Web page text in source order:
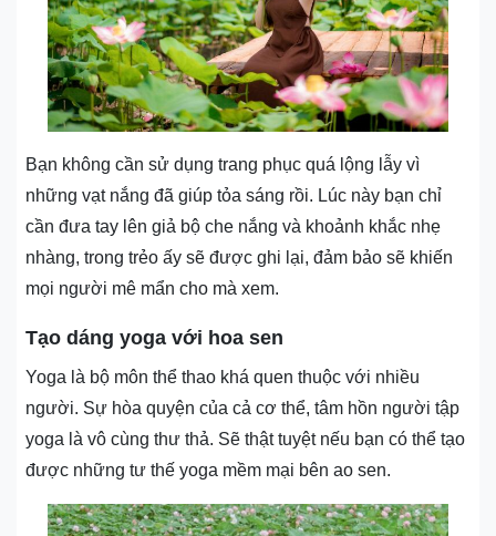
Bạn không cần sử dụng trang phục quá lộng lẫy vì
những vạt nắng đã giúp tỏa sáng rồi. Lúc này bạn chỉ
cần đưa tay lên giả bộ che nắng và khoảnh khắc nhẹ
nhàng, trong trẻo ấy sẽ được ghi lại, đảm bảo sẽ khiến
mọi người mê mẩn cho mà xem.
Tạo dáng yoga với hoa sen
Yoga là bộ môn thể thao khá quen thuộc với nhiều
người. Sự hòa quyện của cả cơ thể, tâm hồn người tập
yoga là vô cùng thư thả. Sẽ thật tuyệt nếu bạn có thể tạo
được những tư thế yoga mềm mại bên ao sen.